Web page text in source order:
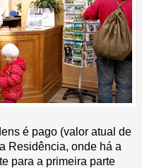
é pago (valor atual de
Residência, onde há a
para a primeira parte